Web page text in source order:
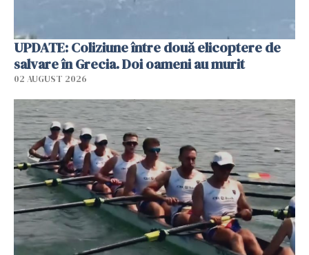
UPDATE: Coliziune între două elicoptere de
salvare în Grecia. Doi oameni au murit
02 AUGUST 2026